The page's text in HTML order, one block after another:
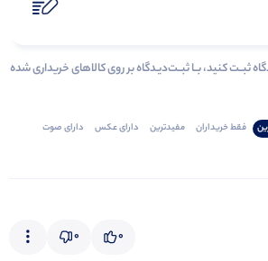
ثبــت کنید، بــا ثبــت‌دیـدگاه بر روی کالاهای خریداری شده
فقط‌ خریداران‌ مفیدترین دارای‌ عکس دارای‌ صوت
0
0